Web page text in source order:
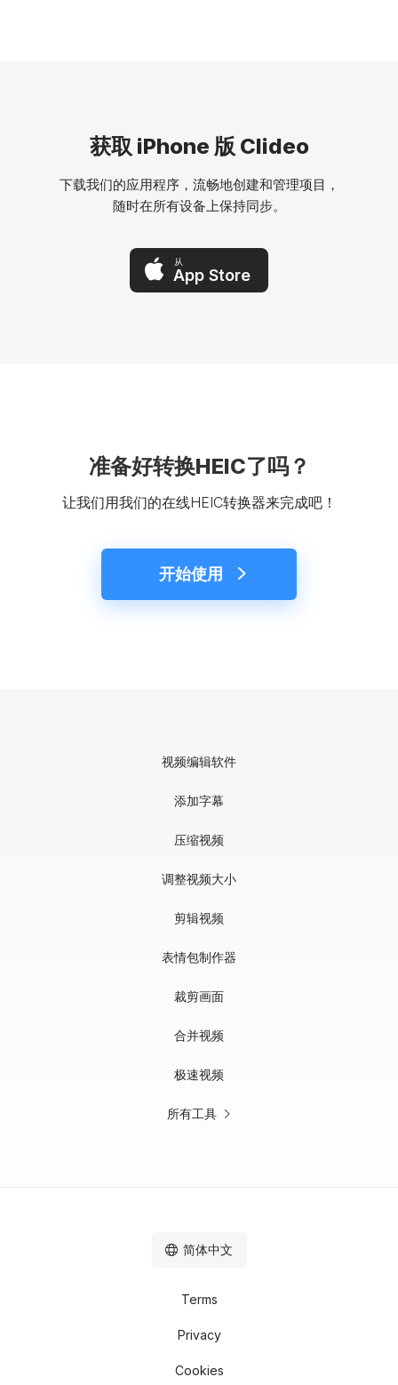
获取 iPhone 版 Clideo
下载我们的应用程序，流畅地创建和管理项目，
随时在所有设备上保持同步。
从
App Store
准备好转换HEIC了吗？
让我们用我们的在线HEIC转换器来完成吧！
开始使用
视频编辑软件
添加字幕
压缩视频
调整视频大小
剪辑视频
表情包制作器
裁剪画面
合并视频
极速视频
所有工具
Terms
Privacy
Cookies
简体中文